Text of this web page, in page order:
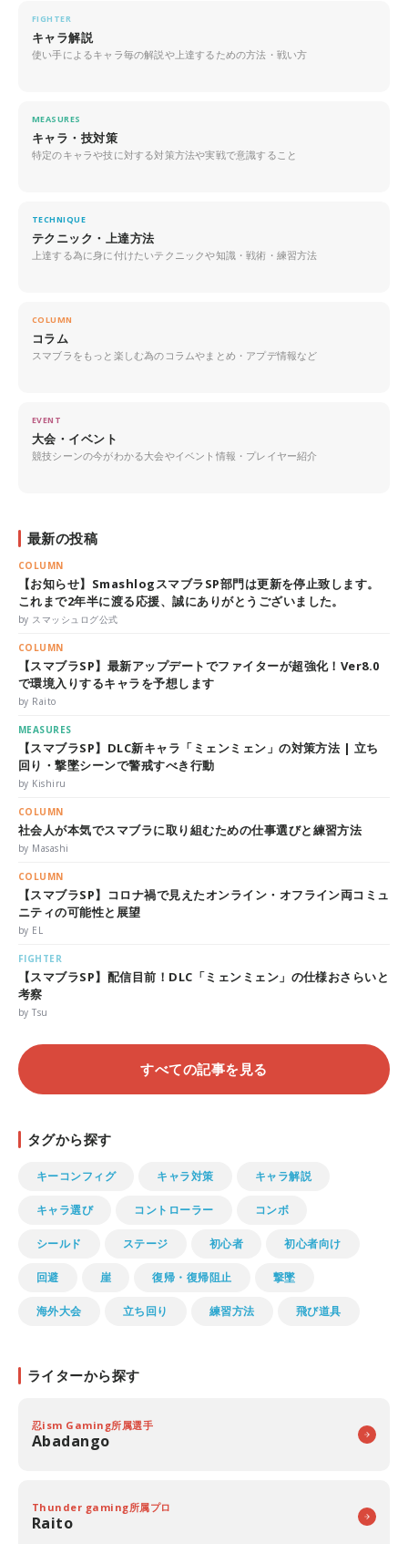
FIGHTER
キャラ解説
使い手によるキャラ毎の解説や上達するための方法・戦い方
MEASURES
キャラ・技対策
特定のキャラや技に対する対策方法や実戦で意識すること
TECHNIQUE
テクニック・上達方法
上達する為に身に付けたいテクニックや知識・戦術・練習方法
COLUMN
コラム
スマブラをもっと楽しむ為のコラムやまとめ・アプデ情報など
EVENT
大会・イベント
競技シーンの今がわかる大会やイベント情報・プレイヤー紹介
最新の投稿
COLUMN
【お知らせ】SmashlogスマブラSP部門は更新を停止致します。
これまで2年半に渡る応援、誠にありがとうございました。
by スマッシュログ公式
COLUMN
【スマブラSP】最新アップデートでファイターが超強化！Ver8.0
で環境入りするキャラを予想します
by Raito
MEASURES
【スマブラSP】DLC新キャラ「ミェンミェン」の対策方法 | 立ち
回り・撃墜シーンで警戒すべき行動
by Kishiru
COLUMN
社会人が本気でスマブラに取り組むための仕事選びと練習方法
by Masashi
COLUMN
【スマブラSP】コロナ禍で見えたオンライン・オフライン両コミュ
ニティの可能性と展望
by EL
FIGHTER
【スマブラSP】配信目前！DLC「ミェンミェン」の仕様おさらいと
考察
by Tsu
すべての記事を見る
タグから探す
キーコンフィグ キャラ対策 キャラ解説
キャラ選び コントローラー コンボ
シールド ステージ 初心者 初心者向け
回避 崖 復帰・復帰阻止 撃墜
海外大会 立ち回り 練習方法 飛び道具
ライターから探す
忍ism Gaming所属選手
Abadango
Thunder gaming所属プロ
Raito